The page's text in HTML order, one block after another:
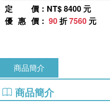
定價 ：NT$ 8400 元
優惠價 ： 90折7560 元
商品簡介
商品簡介